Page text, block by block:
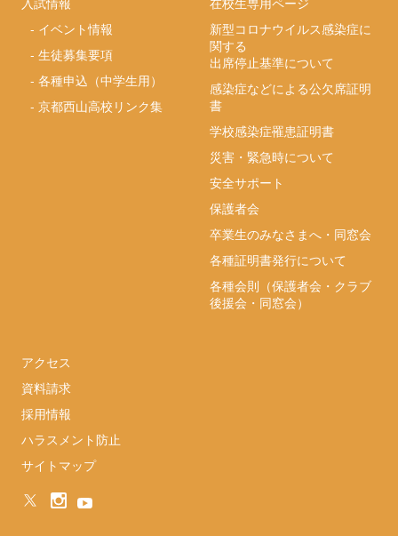
- イベント情報
-生徒募集要項
-各種申込（中学生用）
-京都西山高校リンク集
新型コロナウイルス感染症に
関する
出席停止基準について
感染症などによる公欠席証明
書
学校感染症罹患証明書
災害・緊急時について
安全サポート
保護者会
卒業生のみなさまへ・同窓会
各種証明書発行について
各種会則（保護者会・クラブ
後援会・同窓会）
アクセス
資料請求
採用情報
ハラスメント防止
サイトマップ